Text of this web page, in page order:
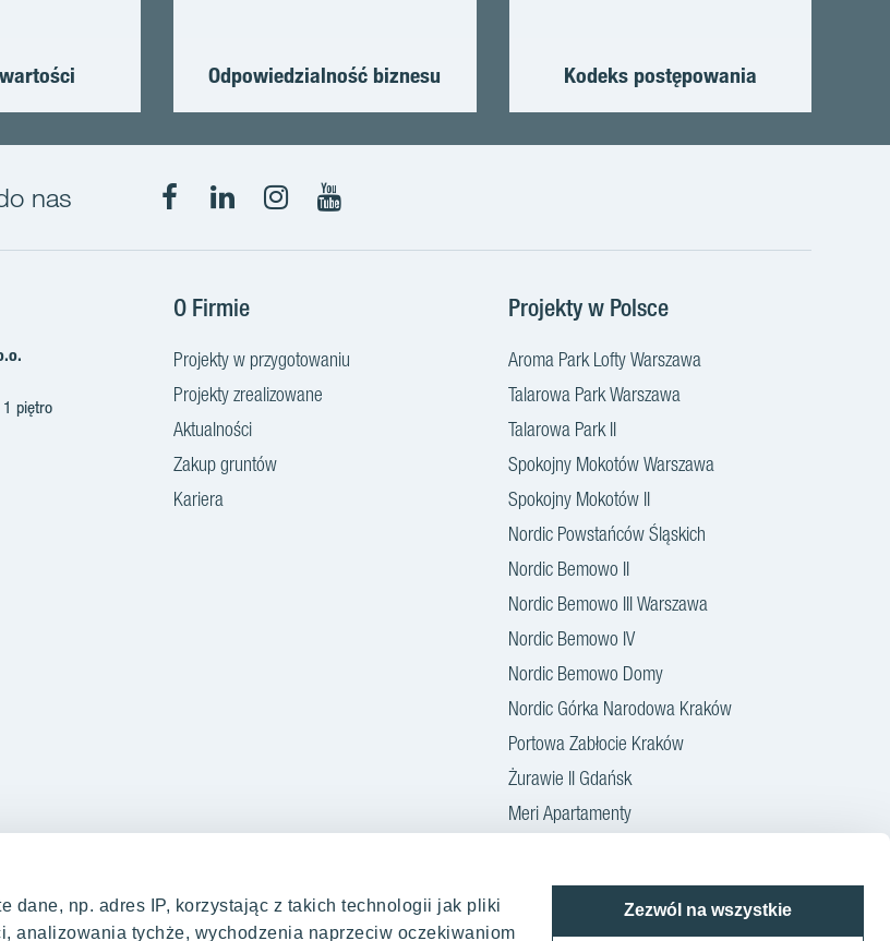
dane, np. adres IP, korzystając z takich technologii jak pliki
analizowania tychże, wychodzenia naprzeciw oczekiwaniom
Zezwól na wszystkie
Odpowiedzialność biznesu Kodeks postępowania
nas
1 piętro
O Firmie
Projekty w przygotowaniu
Projekty zrealizowane
Aktualności
Zakup gruntów
Kariera
Projekty w Polsce
Aroma Park Lofty Warszawa
Talarowa Park Warszawa
Talarowa Park II
Spokojny Mokotów Warszawa
Spokojny Mokotów II
Nordic Powstańców Śląskich
Nordic Bemowo II
Nordic Bemowo III Warszawa
Nordic Bemowo IV
Nordic Bemowo Domy
Nordic Górka Narodowa Kraków
Portowa Zabłocie Kraków
Żurawie II Gdańsk
Meri Apartamenty
Warszawa Oferty mieszkaniowe Kraków Oferty mieszkaniowe Gdańsk